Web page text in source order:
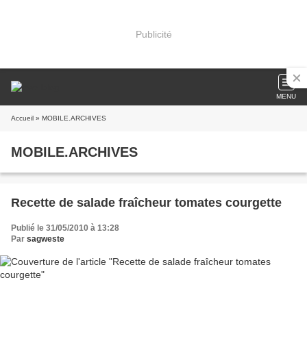
Publicité
MENU
Accueil » MOBILE.ARCHIVES
MOBILE.ARCHIVES
Recette de salade fraîcheur tomates courgette
Publié le 31/05/2010 à 13:28
Par sagweste